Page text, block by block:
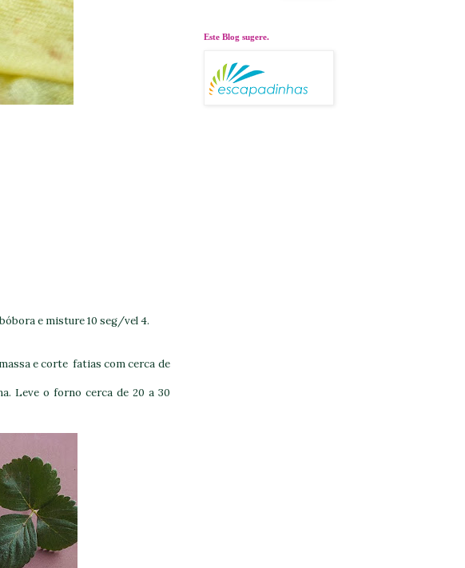
e misture10 seg/vel 4.
e corte fatias com cerca de
Leve o forno cerca de 20 a 30
Este Blog sugere.